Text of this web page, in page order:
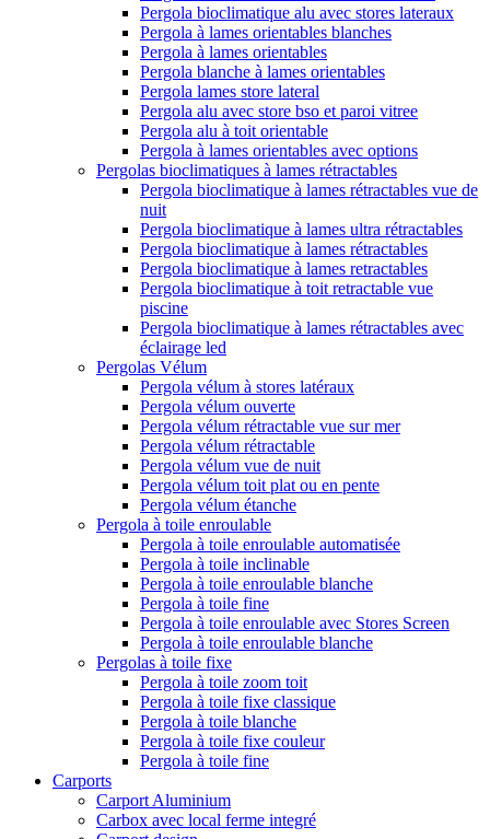
Pergola bioclimatique alu avec stores lateraux
Pergola à lames orientables blanches
Pergola à lames orientables
Pergola blanche à lames orientables
Pergola lames store lateral
Pergola alu avec store bso et paroi vitree
Pergola alu à toit orientable
Pergola à lames orientables avec options
Pergolas bioclimatiques à lames rétractables
Pergola bioclimatique à lames rétractables vue de
nuit
Pergola bioclimatique à lames ultra rétractables
Pergola bioclimatique à lames rétractables
Pergola bioclimatique à lames retractables
Pergola bioclimatique à toit retractable vue
piscine
Pergola bioclimatique à lames rétractables avec
éclairage led
Pergolas Vélum
Pergola vélum à stores latéraux
Pergola vélum ouverte
Pergola vélum rétractable vue sur mer
Pergola vélum rétractable
Pergola vélum vue de nuit
Pergola vélum toit plat ou en pente
Pergola vélum étanche
Pergola à toile enroulable
Pergola à toile enroulable automatisée
Pergola à toile inclinable
Pergola à toile enroulable blanche
Pergola à toile fine
Pergola à toile enroulable avec Stores Screen
Pergola à toile enroulable blanche
Pergolas à toile fixe
Pergola à toile zoom toit
Pergola à toile fixe classique
Pergola à toile blanche
Pergola à toile fixe couleur
Pergola à toile fine
Carports
Carport Aluminium
Carbox avec local ferme integré